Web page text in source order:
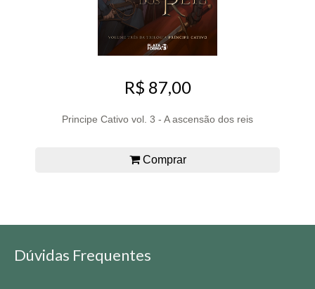
R$ 87,00
Principe Cativo vol. 3 - A ascensão dos reis
Comprar
Dúvidas Frequentes